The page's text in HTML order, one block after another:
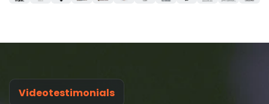
Videotestimonials